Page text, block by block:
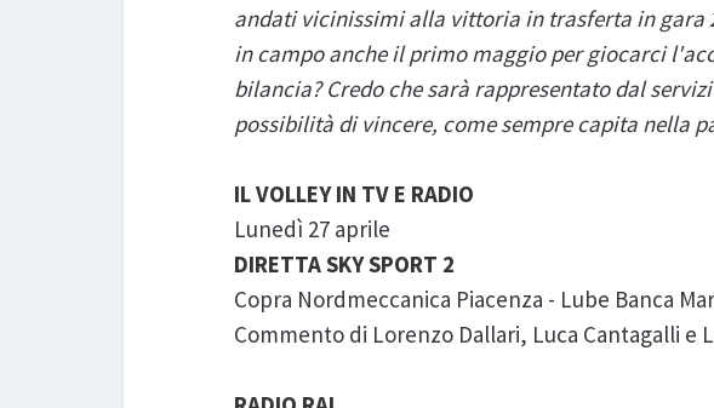
andati vicinissimi alla vittoria in trasferta in gara
in campo anche il primo maggio per giocarci
bilancia? Credo che sarà rappresentato dal
possibilità di vincere, come sempre capita nella
IL VOLLEY IN TV E RADIO
Lunedì 27 aprile
DIRETTA SKY SPORT 2
Copra Nordmeccanica Piacenza - Lube Banca
Commento di Lorenzo Dallari, Luca Cantagalli e